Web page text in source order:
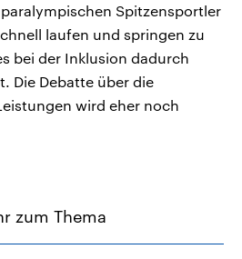
Spitzensportler
laufen und springen zu
bei der Inklusion dadurch
Die Debatte über die
wird eher noch
zum Thema